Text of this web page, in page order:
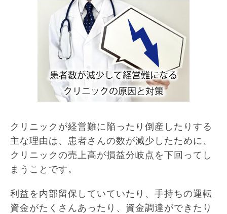
クリニックが経営難に陥ったり倒産したりする
主な理由は、患者さんの数が減少したために、
クリニックの売上高が損益分岐点を下回ってし
まうことです。
利益を内部留保していていたり、手持ちの運転
資金がたくさんあったり、資金調達ができたり